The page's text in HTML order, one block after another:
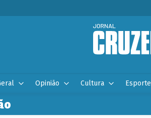
Opinião Cultura Esporte